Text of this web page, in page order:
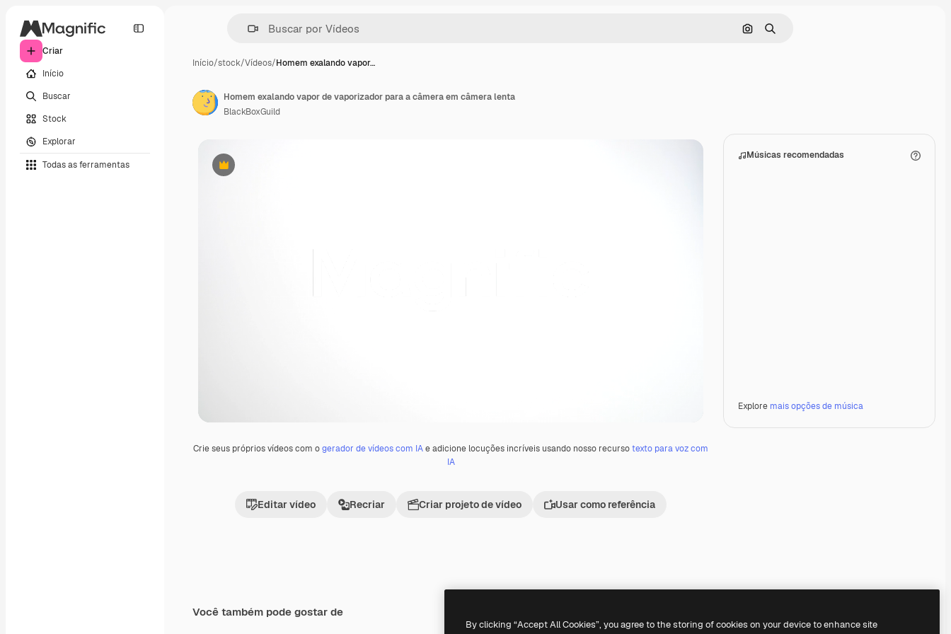
Criar
Início
Buscar
Stock
Explorar
Todas as ferramentas
Pesquisar por imagem
Buscar
Início/stock/Vídeos/Homem exalando vapor…
Premium
Crie seus próprios vídeos com ogerador de vídeos com IAe adicione locuções incríveis usando nosso recursotexto para voz com
IA
Editar vídeo Recriar Criar projeto de vídeo Usar como referência
Músicas recomendadas
Explore mais opções de música
Homem exalando vapor de vaporizador para a câmera em câmera lenta
BlackBoxGuild
Você também pode gostar de
Premium
Premium Premium
Premium
By clicking “Accept All Cookies”, you agree to the storing of cookies on your device to enhance site